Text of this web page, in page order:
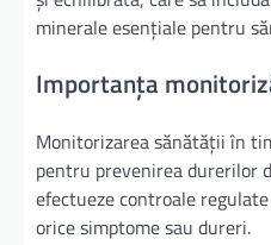
minerale esențiale pentru
Importanța
Monitorizarea sănătății în
pentru prevenirea durerilor
efectueze controale
orice simptome sau dureri.